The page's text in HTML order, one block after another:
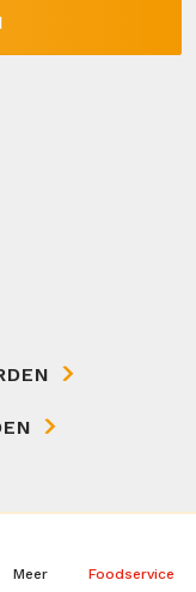
Meer Foodservice